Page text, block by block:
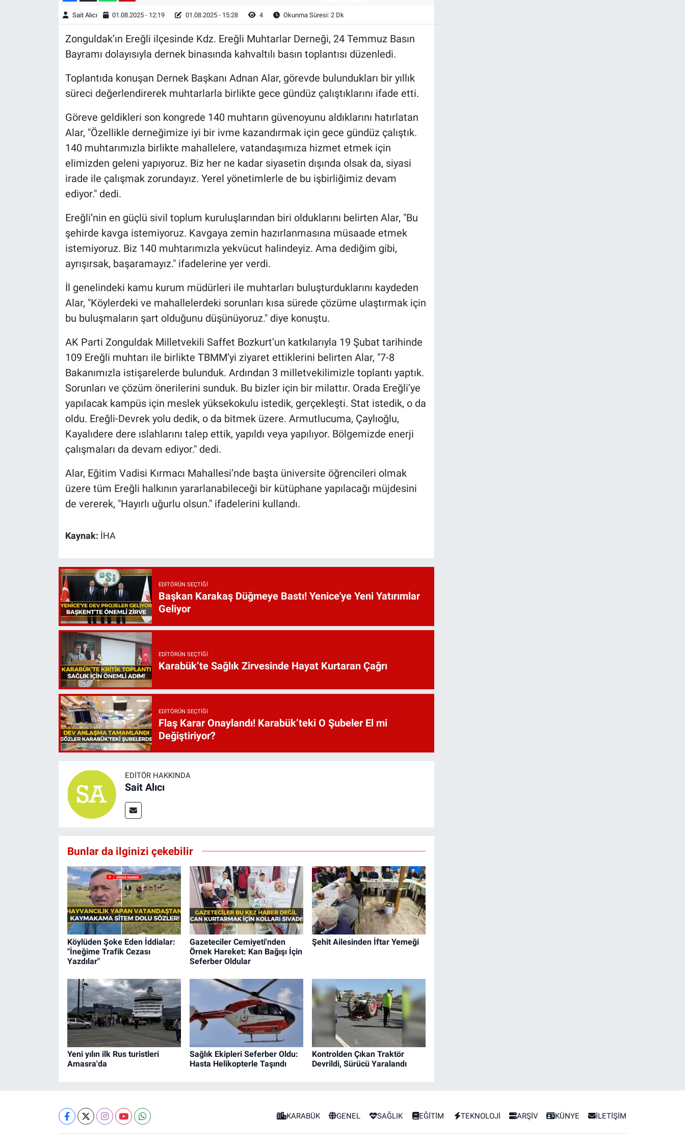
Sait Alıcı 01.08.2025 - 12:19 01.08.2025 - 15:28 4 Okunma Süresi: 2 Dk
Zonguldak’ın Ereğli ilçesinde Kdz. Ereğli Muhtarlar Derneği, 24 Temmuz Basın
Bayramı dolayısıyla dernek binasında kahvaltılı basın toplantısı düzenledi.
Toplantıda konuşan Dernek Başkanı Adnan Alar, görevde bulundukları bir yıllık
süreci değerlendirerek muhtarlarla birlikte gece gündüz çalıştıklarını ifade etti.
Göreve geldikleri son kongrede 140 muhtarın güvenoyunu aldıklarını hatırlatan
Alar, "Özellikle derneğimize iyi bir ivme kazandırmak için gece gündüz çalıştık.
140 muhtarımızla birlikte mahallelere, vatandaşımıza hizmet etmek için
elimizden geleni yapıyoruz. Biz her ne kadar siyasetin dışında olsak da, siyasi
irade ile çalışmak zorundayız. Yerel yönetimlerle de bu işbirliğimiz devam
ediyor." dedi.
Ereğli’nin en güçlü sivil toplum kuruluşlarından biri olduklarını belirten Alar, "Bu
şehirde kavga istemiyoruz. Kavgaya zemin hazırlanmasına müsaade etmek
istemiyoruz. Biz 140 muhtarımızla yekvücut halindeyiz. Ama dediğim gibi,
ayrışırsak, başaramayız." ifadelerine yer verdi.
İl genelindeki kamu kurum müdürleri ile muhtarları buluşturduklarını kaydeden
Alar, "Köylerdeki ve mahallelerdeki sorunları kısa sürede çözüme ulaştırmak için
bu buluşmaların şart olduğunu düşünüyoruz." diye konuştu.
AK Parti Zonguldak Milletvekili Saffet Bozkurt’un katkılarıyla 19 Şubat tarihinde
109 Ereğli muhtarı ile birlikte TBMM’yi ziyaret ettiklerini belirten Alar, "7-8
Bakanımızla istişarelerde bulunduk. Ardından 3 milletvekilimizle toplantı yaptık.
Sorunları ve çözüm önerilerini sunduk. Bu bizler için bir milattır. Orada Ereğli’ye
yapılacak kampüs için meslek yüksekokulu istedik, gerçekleşti. Stat istedik, o da
oldu. Ereğli-Devrek yolu dedik, o da bitmek üzere. Armutlucuma, Çaylıoğlu,
Kayalıdere dere ıslahlarını talep ettik, yapıldı veya yapılıyor. Bölgemizde enerji
çalışmaları da devam ediyor." dedi.
Alar, Eğitim Vadisi Kırmacı Mahallesi’nde başta üniversite öğrencileri olmak
üzere tüm Ereğli halkının yararlanabileceği bir kütüphane yapılacağı müjdesini
de vererek, "Hayırlı uğurlu olsun." ifadelerini kullandı.
Kaynak: İHA
EDITÖRÜN SEÇTIĞI
Başkan Karakaş Düğmeye Bastı! Yenice'ye Yeni Yatırımlar
Geliyor
EDITÖRÜN SEÇTIĞI
Karabük’te Sağlık Zirvesinde Hayat Kurtaran Çağrı
EDITÖRÜN SEÇTIĞI
Flaş Karar Onaylandı! Karabük’teki O Şubeler El mi
Değiştiriyor?
EDITÖR HAKKINDA
Sait Alıcı
Bunlar da ilginizi çekebilir
Köylüden Şoke Eden İddialar:
"İneğime Trafik Cezası
Yazdılar"
Gazeteciler Cemiyeti'nden
Örnek Hareket: Kan Bağışı İçin
Seferber Oldular
Şehit Ailesinden İftar Yemeği
Yeni yılın ilk Rus turistleri
Amasra'da
Sağlık Ekipleri Seferber Oldu:
Hasta Helikopterle Taşındı
Kontrolden Çıkan Traktör
Devrildi, Sürücü Yaralandı
KARABÜK GENEL SAĞLIK EĞİTİM TEKNOLOJİ ARŞİV KÜNYE İLETİŞİM